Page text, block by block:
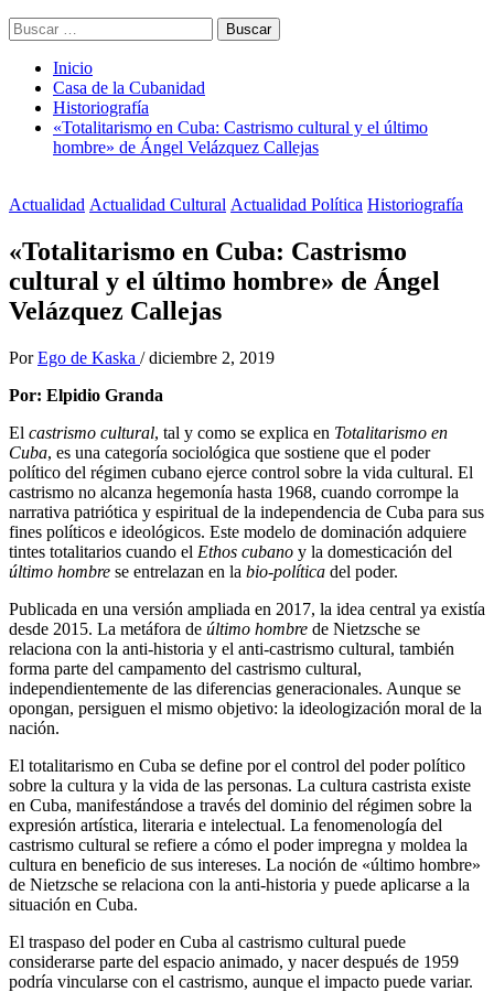
Buscar:
Inicio
Casa de la Cubanidad
Historiografía
«Totalitarismo en Cuba: Castrismo cultural y el último
hombre» de Ángel Velázquez Callejas
Actualidad Actualidad Cultural Actualidad Política Historiografía
«Totalitarismo en Cuba: Castrismo
cultural y el último hombre» de Ángel
Velázquez Callejas
Por Ego de Kaska / diciembre 2, 2019
Por: Elpidio Granda
El castrismo cultural, tal y como se explica en Totalitarismo en
Cuba, es una categoría sociológica que sostiene que el poder
político del régimen cubano ejerce control sobre la vida cultural. El
castrismo no alcanza hegemonía hasta 1968, cuando corrompe la
narrativa patriótica y espiritual de la independencia de Cuba para sus
fines políticos e ideológicos. Este modelo de dominación adquiere
tintes totalitarios cuando el Ethos cubano y la domesticación del
último hombre se entrelazan en la bio-política del poder.
Publicada en una versión ampliada en 2017, la idea central ya existía
desde 2015. La metáfora de último hombre de Nietzsche se
relaciona con la anti-historia y el anti-castrismo cultural, también
forma parte del campamento del castrismo cultural,
independientemente de las diferencias generacionales. Aunque se
opongan, persiguen el mismo objetivo: la ideologización moral de la
nación.
El totalitarismo en Cuba se define por el control del poder político
sobre la cultura y la vida de las personas. La cultura castrista existe
en Cuba, manifestándose a través del dominio del régimen sobre la
expresión artística, literaria e intelectual. La fenomenología del
castrismo cultural se refiere a cómo el poder impregna y moldea la
cultura en beneficio de sus intereses. La noción de «último hombre»
de Nietzsche se relaciona con la anti-historia y puede aplicarse a la
situación en Cuba.
El traspaso del poder en Cuba al castrismo cultural puede
considerarse parte del espacio animado, y nacer después de 1959
podría vincularse con el castrismo, aunque el impacto puede variar.